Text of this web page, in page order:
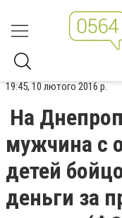
19:45, 10 лютого 2016 р.
На
мужчина с
детей
деньги за